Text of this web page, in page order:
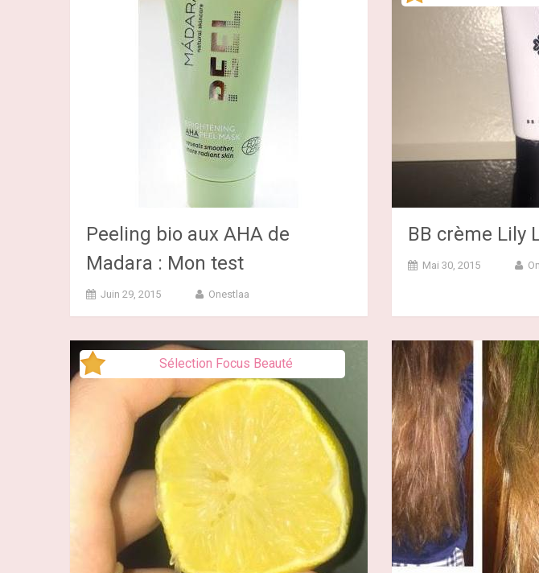
Peeling bio aux AHA de
Madara : Mon test
Juin 29, 2015 Onestlaa
BB crème Lily
Mai 30, 2015
Sélection Focus Beauté